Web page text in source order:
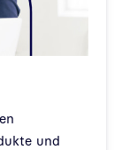
und